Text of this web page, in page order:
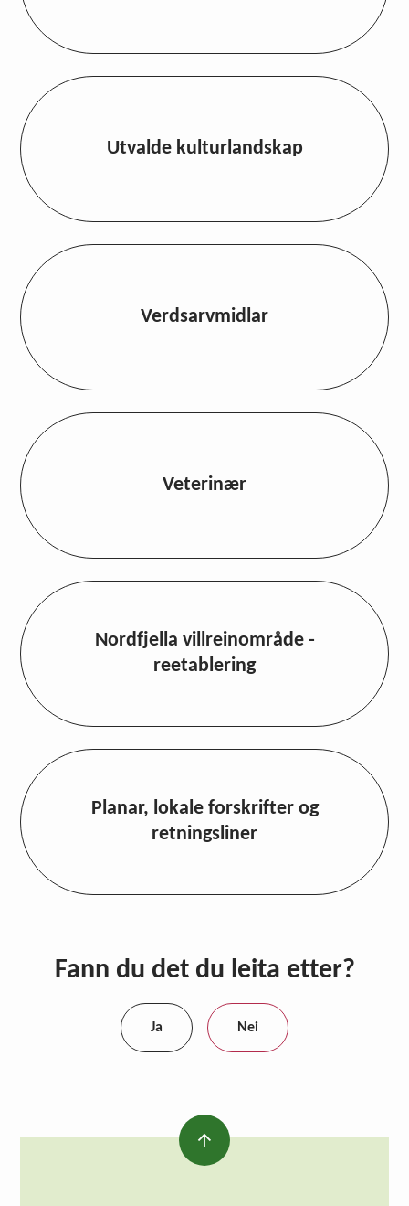
Utvalde kulturlandskap
Verdsarvmidlar
Veterinær
Nordfjella villreinområde -
reetablering
Planar, lokale forskrifter og
retningsliner
Fann du det du leita etter?
Ja Nei